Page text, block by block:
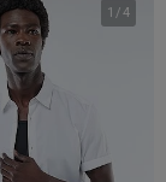
1 /4